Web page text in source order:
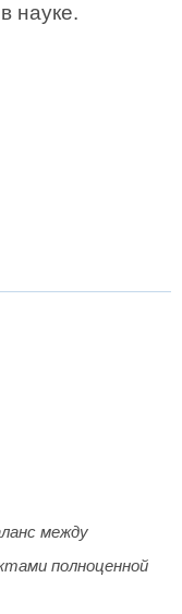
науке.
между
полноценной